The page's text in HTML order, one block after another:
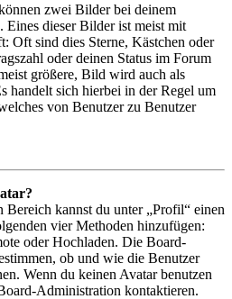
zwei Bilder bei deinem
Eines dieser Bilder ist meist mit
Oft sind dies Sterne, Kästchen oder
oder deinen Status im Forum
größere, Bild wird auch als
handelt sich hierbei in der Regel um
von Benutzer zu Benutzer
Bereich kannst du unter „Profil“ einen
vier Methoden hinzufügen:
oder Hochladen. Die Board-
ob und wie die Benutzer
Wenn du keinen Avatar benutzen
Administration kontaktieren.